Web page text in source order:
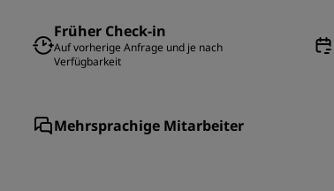
Früher Check-in
Auf vorherige Anfrage und je nach
Verfügbarkeit
Mehrsprachige Mitarbeiter